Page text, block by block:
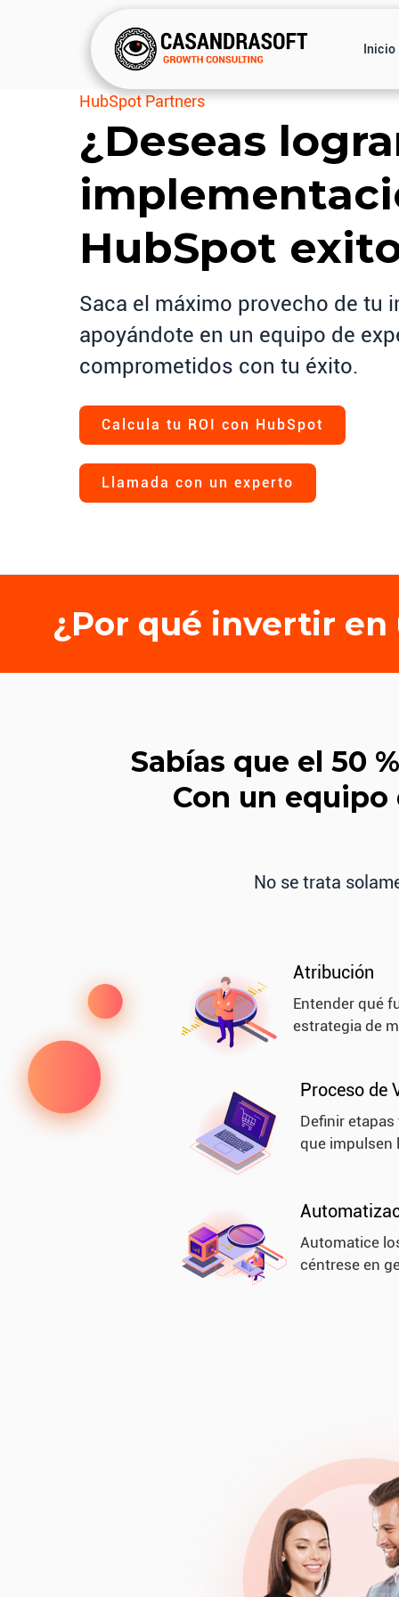
Inicio
HubSpot Partners
¿Deseas
HubSpot
Saca el máximo provecho de tu
apoyándote en un equipo de
comprometidos con tu éxito.
Calcula tu ROI con HubSpot
Llamada con un experto
¿Por qué invertir
Sabías que el 50
Con un
No se trata
Atribución
Entender qué
estrategia de
Proceso de
Definir
que impulsen
Automatice
céntrese en